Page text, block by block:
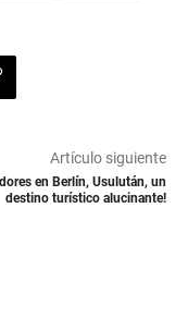
Artículo siguiente
en Berlín, Usulután, un
destino turístico alucinante!